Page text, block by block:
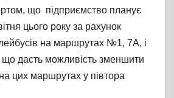
що підприємство планує
цього року за рахунок
на маршрутах №1, 7А, і
що дасть можливість зменшити
цих маршрутах у півтора